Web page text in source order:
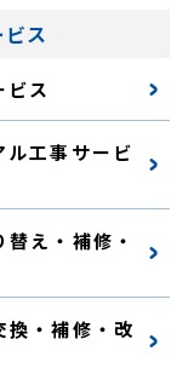
ス
ビス
工事サービ
え・補修・
換・補修・改